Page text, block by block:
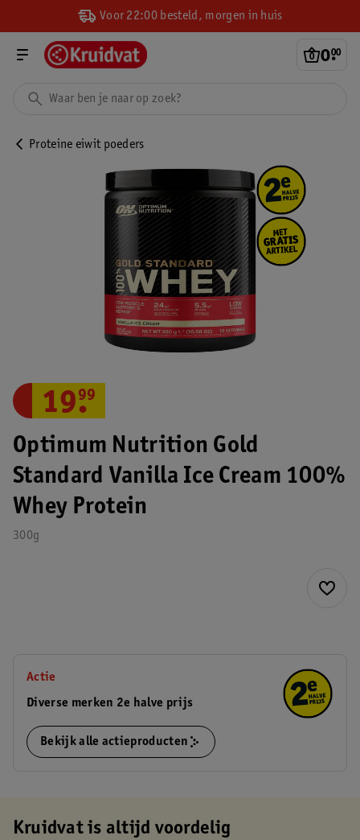
Voor 22:00 besteld, morgen in huis
0.
00
Proteine eiwit poeders
Optimum Nutrition Gold
Standard Vanilla Ice Cream 100%
Whey Protein
300g
19.
99
Actie
Diverse merken 2e halve prijs
Bekijk alle actieproducten
Kruidvat is altijd voordelig